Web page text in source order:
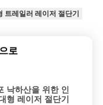
트레일러 레이저 절단기
로
낙하산을 위한 인
형 레이저 절단기